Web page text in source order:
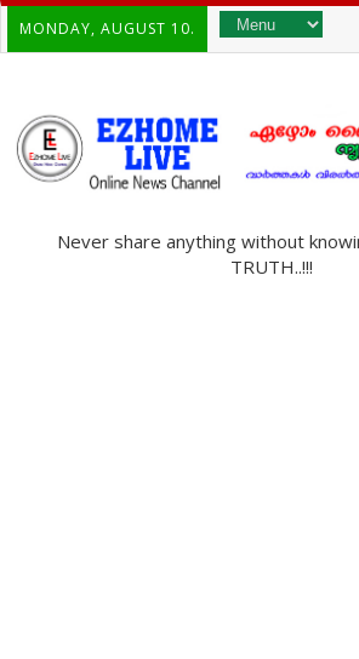
MONDAY, AUGUST 10.
Never share anything without
TRUTH..!!!